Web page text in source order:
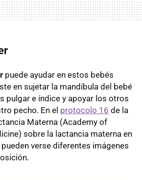
puede ayudar en estos bebés
en sujetar la mandíbula del bebé
pulgar e índice y apoyar los otros
pecho. En el protocolo 16 de la
Materna (Academy of
sobre la lactancia materna en
verse diferentes imágenes